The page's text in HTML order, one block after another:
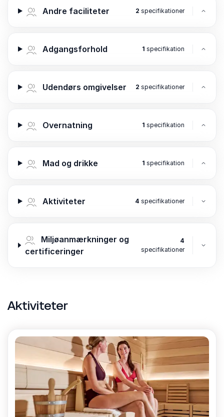
Andre faciliteter 2 specifikationer
Adgangsforhold 1 specifikation
Udendørs omgivelser 2 specifikationer
Overnatning 1 specifikation
Mad og drikke 1 specifikation
Aktiviteter 4 specifikationer
Miljøanmærkninger og
certificeringer
4
specifikationer
Aktiviteter